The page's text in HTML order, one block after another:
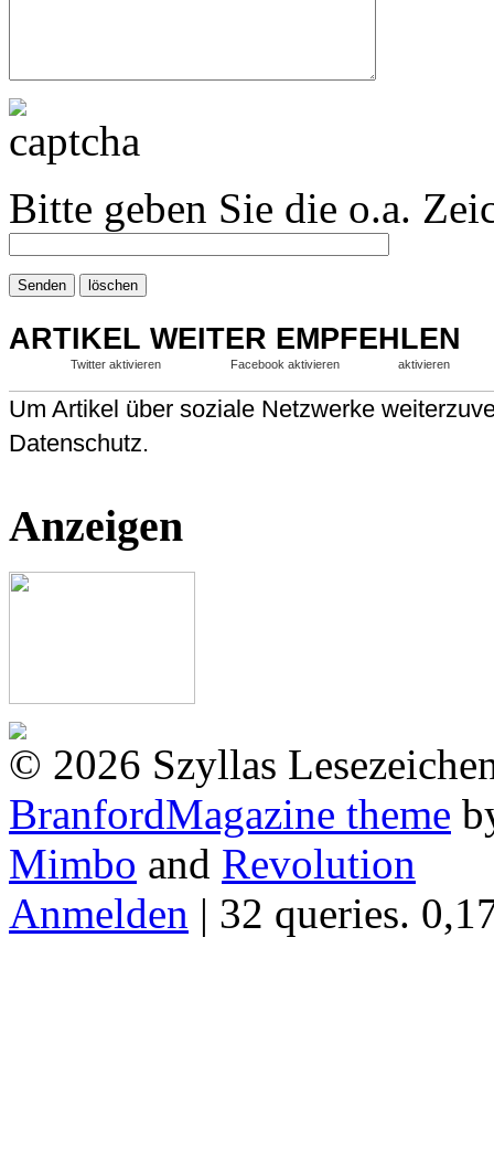
Bitte geben Sie die o.a.
ARTIKEL WEITER EMPFEHLEN
Twitter aktivieren Facebook aktivieren aktivieren
Um Artikel über soziale Netzwerke
Datenschutz.
Anzeigen
© 2026 Szyllas
BranfordMagazine theme
Mimbo and Revolution
Anmelden | 32 queries.